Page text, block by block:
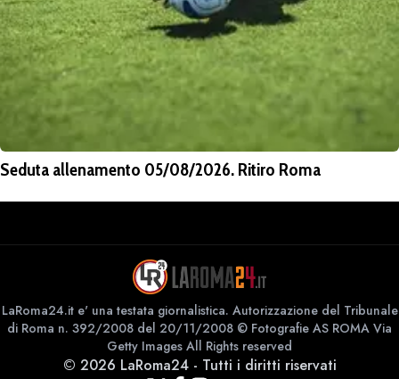
Seduta allenamento 05/08/2026. Ritiro Roma
LaRoma24.it e' una testata giornalistica. Autorizzazione del Tribunale
di Roma n. 392/2008 del 20/11/2008 © Fotografie AS ROMA Via
Getty Images All Rights reserved
© 2026 LaRoma24- Tutti i diritti riservati